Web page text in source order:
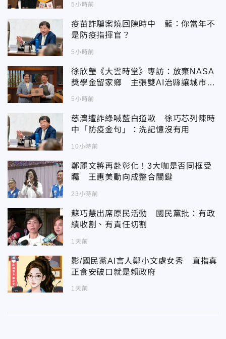
5小時前
疫苗詐騙案燒回陳時中 藍：你當年不
是防疫指揮官？
5小時前
徐欣瑩《大雲時堂》專訪：放棄NASA
獎學金留家鄉 主張雙AI治縣讓城市更
5小時前
慈濟遭詐綠喊藍白道歉 徐巧芯列陳時
中「防疫金句」：洗記憶沒有用
10小時前
鄭麗文將再赴彰化！3大咖是否同框受
矚 王惠美動向成整合關鍵
23小時前
蘇巧慧出席原民活動 國民黨批：有政
績收割、有責任切割
1天前
影/國民黨AI言人鄭小文處女秀 直指真
正食安破口就是賴政府
1天前